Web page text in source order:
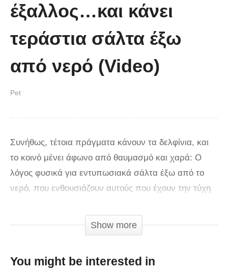
στον κόσμο!! (Video)
έξαλλος…και κάνει
τεράστια σάλτα έξω
από νερό (Video)
Pet
Συνήθως, τέτοια πράγματα κάνουν τα δελφίνια, και
το κοινό μένει άφωνο από θαυμασμό και χαρά: Ο
λόγος φυσικά για εντυπωσιακά σάλτα έξω από το
νερό, που ενθουσιάζουν αυτούς που έχουν την τύχη
χάρη, αλλά, όπως φαίνεται, και οι…καρχαρίες: Ο πιο
διάσημος κυνηγός/ φονιάς των βυθών δεν είναι
είναι, και ως εκ τούτου, για να κάνει σάλτα όπως
Show more
You might be interested in